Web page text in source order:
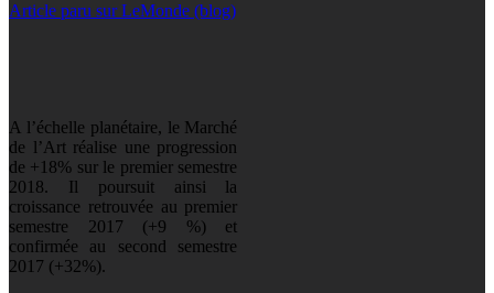
Article paru sur LeMonde (blog)
A l’échelle planétaire, le Marché
de l’Art réalise une progression
de +18% sur le premier semestre
2018. Il poursuit ainsi la
croissance retrouvée au premier
semestre 2017 (+9 %) et
confirmée au second semestre
2017 (+32%).